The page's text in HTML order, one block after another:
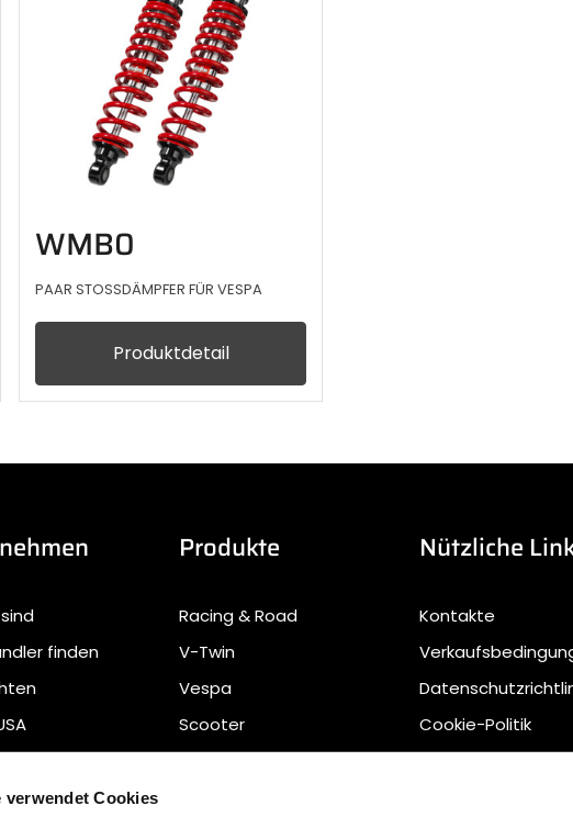
verwendet Cookies
WMB0
PAAR STOSSDÄMPFER FÜR VESPA
Produktdetail
finden
Safety &
Produkte
Racing & Road
V-Twin
Vespa
Scooter
Nützliche
Kontakte
Cookie-Politik